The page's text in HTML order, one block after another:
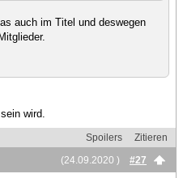
auch im Titel und deswegen
wird.
Spoilers
Zitieren
(24.09.2020 )
#27